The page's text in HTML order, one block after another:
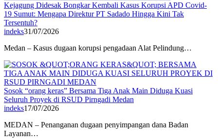
Kejagung Didesak Bongkar Kembali Kasus Korupsi APD Covid-
19 Sumut: Mengapa Direktur PT Sadado Hingga Kini Tak
Tersentuh?
indeks31/07/2026
Medan – Kasus dugaan korupsi pengadaan Alat Pelindung…
Sosok “orang keras” Bersama Tiga Anak Main Diduga Kuasi
Seluruh Proyek di RSUD Pirngadi Medan
indeks17/07/2026
MEDAN – Penanganan dugaan penyimpangan dana Badan
Layanan…